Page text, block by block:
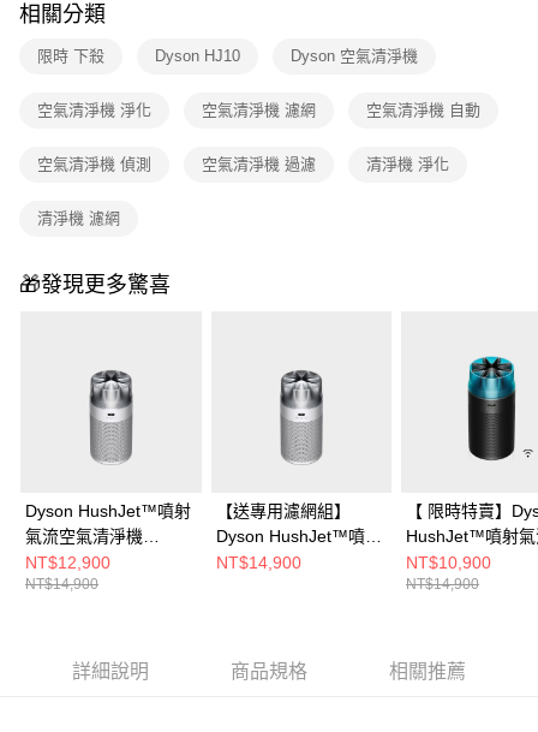
每筆NT$100，滿NT$999(含以上)免運費
相關分類
限時 下殺 Dyson HJ10 Dyson 空氣清淨機
空氣清淨機 淨化 空氣清淨機 濾網 空氣清淨機 自動
空氣清淨機 偵測 空氣清淨機 過濾 清淨機 淨化
清淨機 濾網
🎁發現更多驚喜
Dyson HushJet™噴射
氣流空氣清淨機
HJ10(銀白色)
NT$12,900
NT$14,900
【送專用濾網組】
Dyson HushJet™噴射
氣流空氣清淨機
NT$14,900
【 限時特賣】
HushJet™噴射氣
氣清淨機 HJ10(
藍)
NT$10,900
NT$14,900
詳細說明 商品規格 相關推薦